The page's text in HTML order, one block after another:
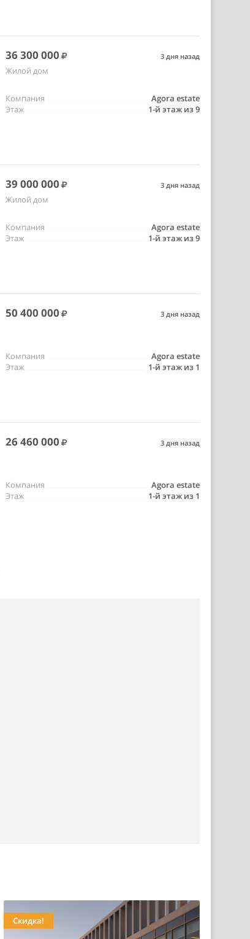
36 300 000 3 дня назад
Жилой дом
Agora estate
Компания
1-й этаж из 9
Этаж
39 000 000 3 дня назад
Жилой дом
Agora estate
Компания
1-й этаж из 9
Этаж
50 400 000 3 дня назад
Agora estate
Компания
1-й этаж из 1
Этаж
26 460 000 3 дня назад
Agora estate
Компания
1-й этаж из 1
Этаж
Скидка!